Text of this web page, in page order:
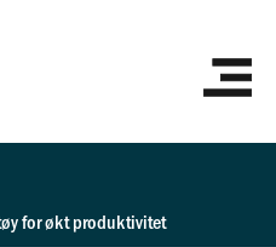
for økt produktivitet